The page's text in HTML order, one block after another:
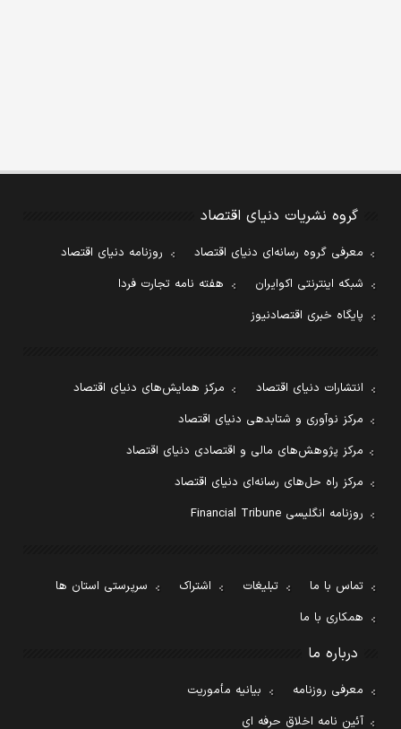
گروه نشریات دنیای اقتصاد
معرفی گروه رسانه‌ای دنیای اقتصاد
روزنامه دنیای اقتصاد
شبکه اینترنتی اکوایران
هفته نامه تجارت فردا
پایگاه خبری اقتصادنیوز
انتشارات دنیای اقتصاد
مرکز همایش‌های دنیای اقتصاد
مرکز نوآوری و شتابدهی دنیای اقتصاد
مرکز پژوهش‌های مالی و اقتصادی دنیای اقتصاد
مرکز راه حل‌های رسانه‌ای دنیای اقتصاد
روزنامه انگلیسی Financial Tribune
تماس با ما تبلیغات اشتراک
سرپرستی استان ها
همکاری با ما
درباره ما
معرفی روزنامه
بیانیه مأموریت
آئین نامه اخلاق حرفه ای